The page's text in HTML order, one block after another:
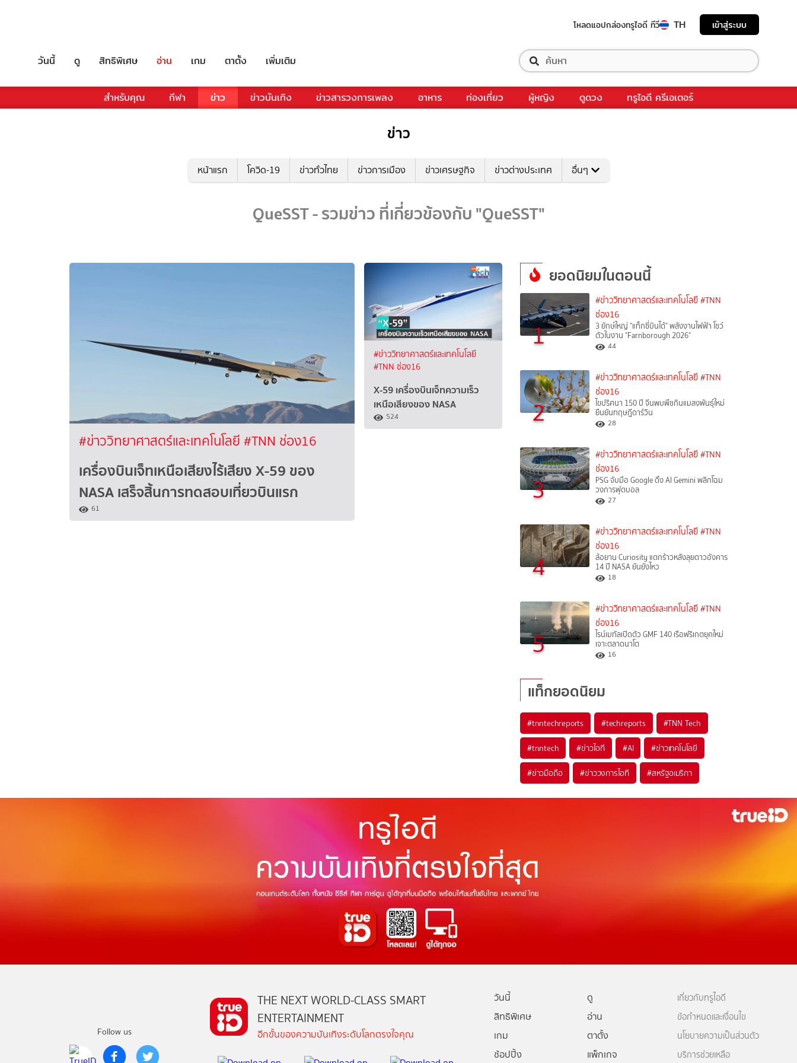
โหลดแอปกล่องทรูไอดี ทีวี TH เข้าสู่ระบบ
วันนี้ ดู สิทธิพิเศษ อ่าน เกม ตาตั้ง เพิ่มเติม
สำหรับคุณ กีฬา ข่าว ข่าวบันเทิง ข่าวสารวงการเพลง อาหาร ท่องเที่ยว ผู้หญิง ดูดวง ทรูไอดี ครีเอเตอร์
ข่าว
หน้าแรก โควิด-19 ข่าวทั่วไทย ข่าวการเมือง ข่าวเศรษฐกิจ ข่าวต่างประเทศ อื่นๆ
QueSST - รวมข่าว ที่เกี่ยวข้องกับ "QueSST"
#ข่าววิทยาศาสตร์และเทคโนโลยี #TNN ช่อง16
เครื่องบินเจ็ทเหนือเสียงไร้เสียง X-59 ของ
NASA เสร็จสิ้นการทดสอบเที่ยวบินแรก
61
#ข่าววิทยาศาสตร์และเทคโนโลยี
#TNN ช่อง16
X-59 เครื่องบินเจ็ทความเร็ว
เหนือเสียงของ NASA
524
ยอดนิยมในตอนนี้
1
#ข่าววิทยาศาสตร์และเทคโนโลยี #TNN
ช่อง16
3 ยักษ์ใหญ่ "แท็กซี่บินได้" พลังงานไฟฟ้า โชว์
ตัวในงาน "Farnborough 2026"
44
2
#ข่าววิทยาศาสตร์และเทคโนโลยี #TNN
ช่อง16
ไขปริศนา 150 ปี จีนพบพืชกินแมลงพันธุ์ใหม่
ยืนยันทฤษฎีดาร์วิน
28
3
#ข่าววิทยาศาสตร์และเทคโนโลยี #TNN
ช่อง16
PSG จับมือ Google ดึง AI Gemini พลิกโฉม
วงการฟุตบอล
27
4
#ข่าววิทยาศาสตร์และเทคโนโลยี #TNN
ช่อง16
ล้อยาน Curiosity แตกร้าวหลังลุยดาวอังคาร
14 ปี NASA ยันยังไหว
18
5
#ข่าววิทยาศาสตร์และเทคโนโลยี #TNN
ช่อง16
ไรน์เมทัลเปิดตัว GMF 140 เรือฟริเกตยุคใหม่
เจาะตลาดนาโต
16
แท็กยอดนิยม
#tnntechreports #techreports #TNN Tech
#tnntech #ข่าวไอที #AI #ข่าวเทคโนโลยี
#ข่าวมือถือ #ข่าววงการไอที #สหรัฐอเมริกา
Follow us
THE NEXT WORLD-CLASS SMART
ENTERTAINMENT
อีกขั้นของความบันเทิงระดับโลกตรงใจคุณ
วันนี้
ดู
สิทธิพิเศษ
อ่าน
เกม
ตาตั้ง
ช้อปปิ้ง
แพ็กเกจ
เกี่ยวกับทรูไอดี
ข้อกำหนดและเงื่อนไข
นโยบายความเป็นส่วนตัว
บริการช่วยเหลือ